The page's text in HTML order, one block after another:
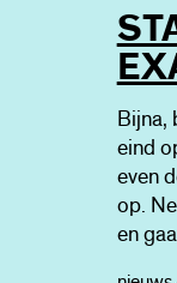
Bijna,
eind
even
op.
en